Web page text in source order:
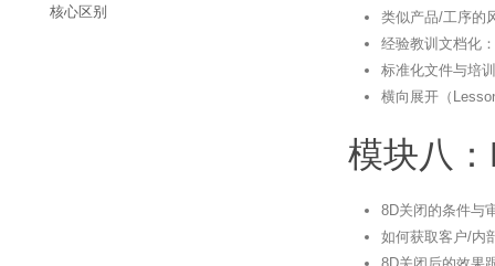
类似产品/工序的
经验教训文档化
标准化文件与培
横向展开（
模块八
8D关闭的条件与
如何获取客户/内
8D关闭后的效果
核心区别